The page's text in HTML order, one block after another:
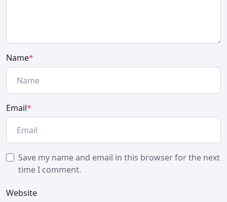
Name*
Email*
Save my name and email in this browser for the next
time I comment.
Website